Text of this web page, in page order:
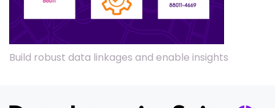
Build robust data linkages and enable insights